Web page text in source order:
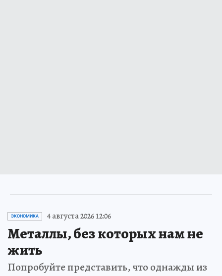
ЭКОНОМИКА 4 августа 2026 12:06
Металлы, без которых нам не
жить
Попробуйте представить, что однажды из